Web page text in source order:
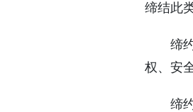
缔结此
缔
权、安
缔